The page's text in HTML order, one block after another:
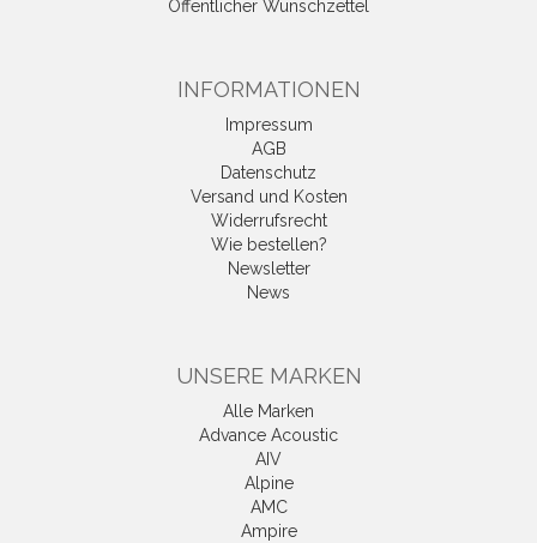
Öffentlicher Wunschzettel
INFORMATIONEN
Impressum
AGB
Datenschutz
Versand und Kosten
Widerrufsrecht
Wie bestellen?
Newsletter
News
UNSERE MARKEN
Alle Marken
Advance Acoustic
AIV
Alpine
AMC
Ampire